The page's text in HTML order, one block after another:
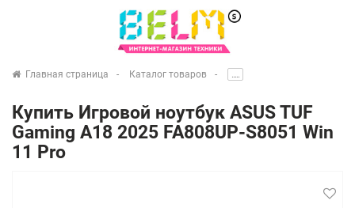
Сервисные центры
+74952666992
Главная страница Каталог товаров .....
Купить Игровой ноутбук ASUS TUF
Gaming A18 2025 FA808UP-S8051 Win
11 Pro